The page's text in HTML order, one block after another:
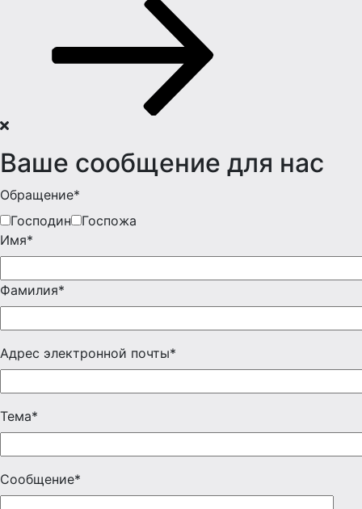
Ваше сообщение для нас
Обращение*
Господин
Госпожа
Имя*
Фамилия*
Адрес электронной почты*
Тема*
Сообщение*